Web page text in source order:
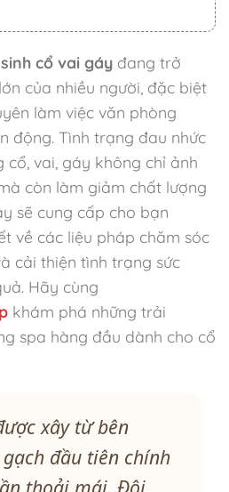
cổ vai gáy đang trở
của nhiều người, đặc biệt
làm việc văn phòng
động. Tình trạng đau nhức
vai, gáy không chỉ ảnh
còn làm giảm chất lượng
sẽ cung cấp cho bạn
về các liệu pháp chăm sóc
cải thiện tình trạng sức
Hãy cùng
khám phá những trải
spa hàng đầu dành cho cổ
xây từ bên
đầu tiên chính